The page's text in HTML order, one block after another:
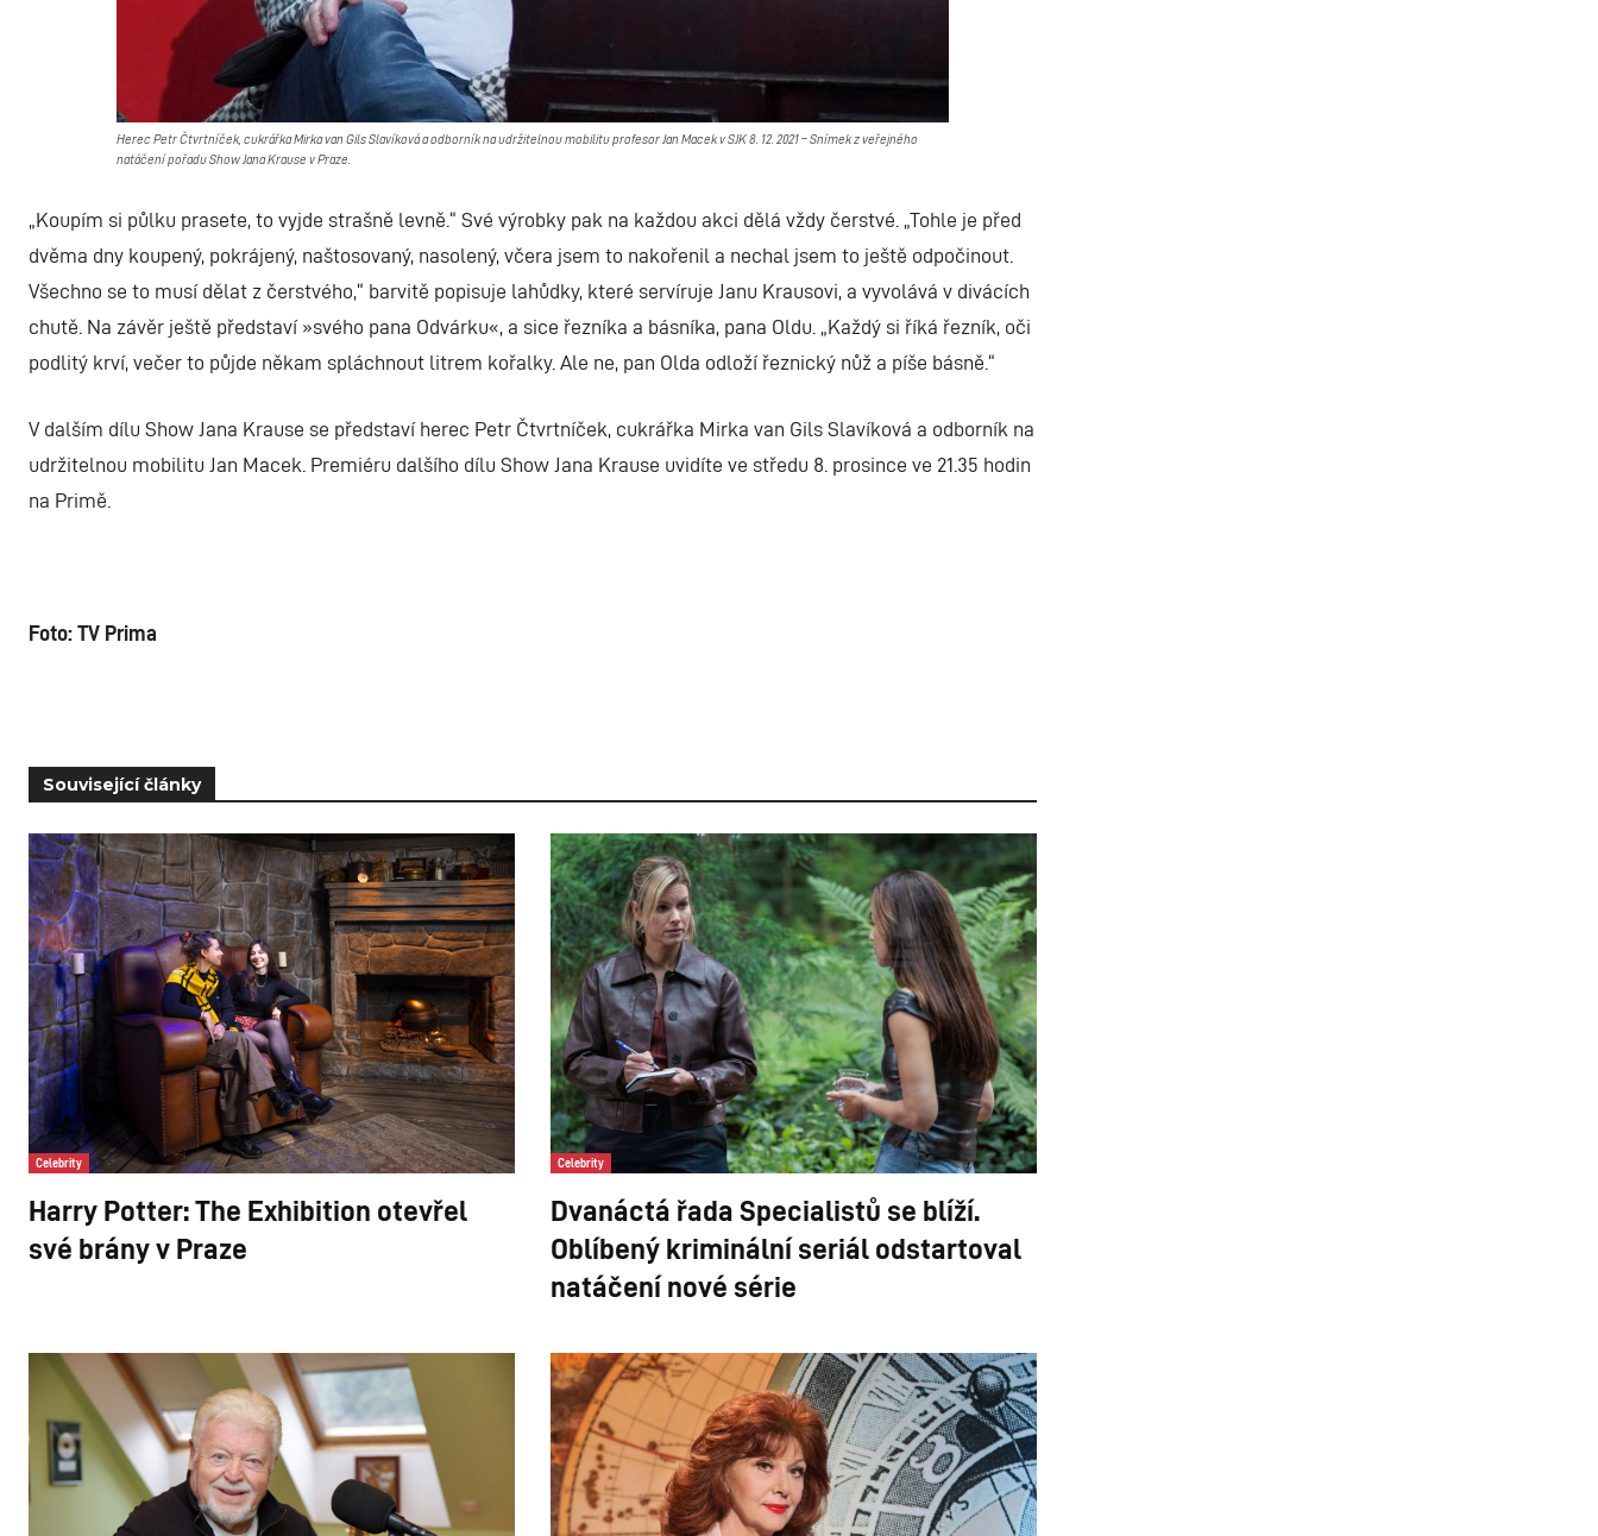
Herec Petr Čtvrtníček, cukrářka Mirka van Gils Slavíková a odborník na udržitelnou mobilitu profesor Jan Macek v SJK 8. 12. 2021 – Snímek z veřejného
natáčení pořadu Show Jana Krause v Praze.
„Koupím si půlku prasete, to vyjde strašně levně.“ Své výrobky pak na každou akci dělá vždy čerstvé. „Tohle je před
dvěma dny koupený, pokrájený, naštosovaný, nasolený, včera jsem to nakořenil a nechal jsem to ještě odpočinout.
Všechno se to musí dělat z čerstvého,“ barvitě popisuje lahůdky, které servíruje Janu Krausovi, a vyvolává v divácích
chutě. Na závěr ještě představí »svého pana Odvárku«, a sice řezníka a básníka, pana Oldu. „Každý si říká řezník, oči
podlitý krví, večer to půjde někam spláchnout litrem kořalky. Ale ne, pan Olda odloží řeznický nůž a píše básně.“
V dalším dílu Show Jana Krause se představí herec Petr Čtvrtníček, cukrářka Mirka van Gils Slavíková a odborník na
udržitelnou mobilitu Jan Macek. Premiéru dalšího dílu Show Jana Krause uvidíte ve středu 8. prosince ve 21.35 hodin
na Primě.
Foto: TV Prima
Související články
Celebrity
Harry Potter: The Exhibition otevřel
své brány v Praze
Celebrity
Dvanáctá řada Specialistů se blíží.
Oblíbený kriminální seriál odstartoval
natáčení nové série